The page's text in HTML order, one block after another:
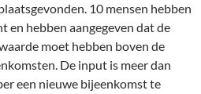
10 mensen hebben
en hebben aangegeven dat de
moet hebben boven de
De input is meer dan
een nieuwe bijeenkomst te